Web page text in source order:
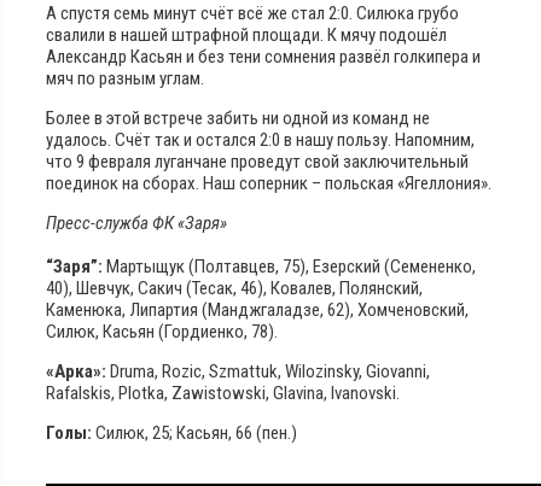
А спустя семь минут счёт всё же стал 2:0. Силюка грубо
свалили в нашей штрафной площади. К мячу подошёл
Александр Касьян и без тени сомнения развёл голкипера и
мяч по разным углам.
Более в этой встрече забить ни одной из команд не
удалось. Счёт так и остался 2:0 в нашу пользу. Напомним,
что 9 февраля луганчане проведут свой заключительный
поединок на сборах. Наш соперник – польская «Ягеллония».
Пресс-служба ФК «Заря»
“Заря”: Мартыщук (Полтавцев, 75), Езерский (Семененко,
40), Шевчук, Сакич (Тесак, 46), Ковалев, Полянский,
Каменюка, Липартия (Манджгаладзе, 62), Хомченовский,
Силюк, Касьян (Гордиенко, 78).
«Арка»: Druma, Rozic, Szmattuk, Wilozinsky, Giovanni,
Rafalskis, Plotka, Zawistowski, Glavina, Ivanovski.
Голы: Силюк, 25; Касьян, 66 (пен.)